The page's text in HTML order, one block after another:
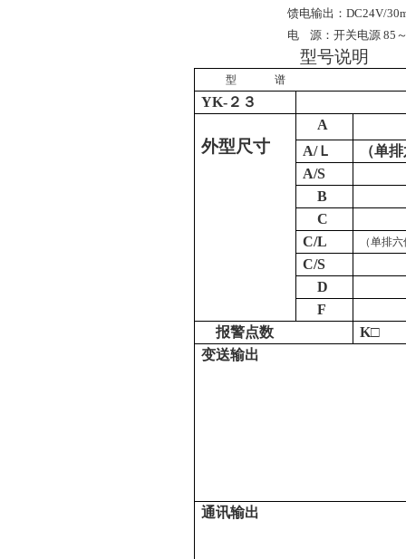
馈电输出：DC24V/
电
源：开关电源 85
型号说明
型 谱
YK-２３
外型尺寸
A
A/Ｌ
（单
A/S
B
C
C/L
（单排
C/S
D
F
报警点数
K□
变送输出
通讯输出